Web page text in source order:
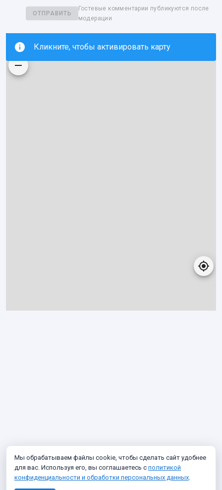
ОТПРАВИТЬ
Гостевые комментарии публикуются после
модерации
Кликните, чтобы активировать карту
Мы обрабатываем файлы cookie, чтобы сделать сайт удобнее
для вас. Используя его, вы соглашаетесь с политикой
конфиденциальности и обработки персональных данных.